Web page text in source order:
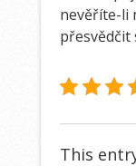
nevěříte-li
přesvědčit
This